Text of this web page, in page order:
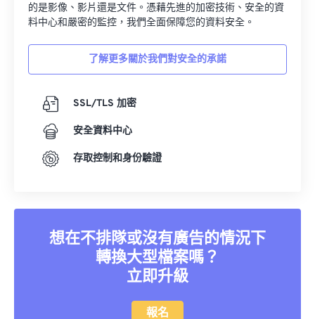
的是影像、影片還是文件。憑藉先進的加密技術、安全的資
料中心和嚴密的監控，我們全面保障您的資料安全。
了解更多關於我們對安全的承諾
SSL/TLS 加密
安全資料中心
存取控制和身份驗證
想在不排隊或沒有廣告的情況下
轉換大型檔案嗎？
立即升級
報名